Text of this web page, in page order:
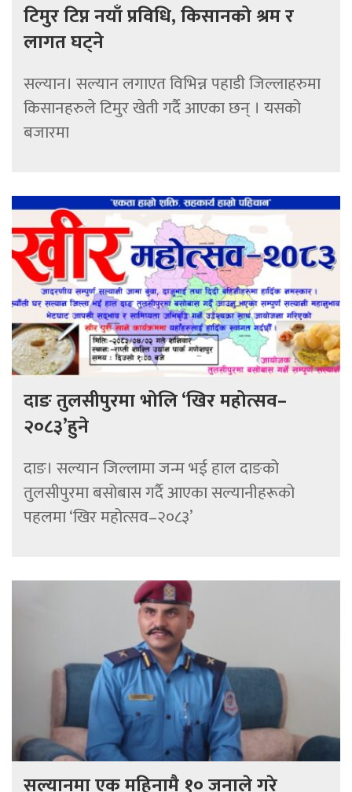
टिमुर टिप्न नयाँ प्रविधि, किसानको श्रम र
लागत घट्ने
सल्यान। सल्यान लगाएत विभिन्न पहाडी जिल्लाहरुमा
किसानहरुले टिमुर खेती गर्दै आएका छन् । यसको
बजारमा
दाङ तुलसीपुरमा भोलि ‘खिर महोत्सव–
२०८३’हुने
दाङ। सल्यान जिल्लामा जन्म भई हाल दाङको
तुलसीपुरमा बसोबास गर्दै आएका सल्यानीहरूको
पहलमा ‘खिर महोत्सव–२०८३’
सल्यानमा एक महिनामै १० जनाले गरे